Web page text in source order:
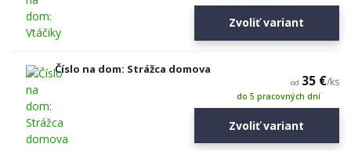
Zvoliť variant
Číslo na dom: Strážca domova
od 35 €/ks
do 5 pracovných dní
Zvoliť variant